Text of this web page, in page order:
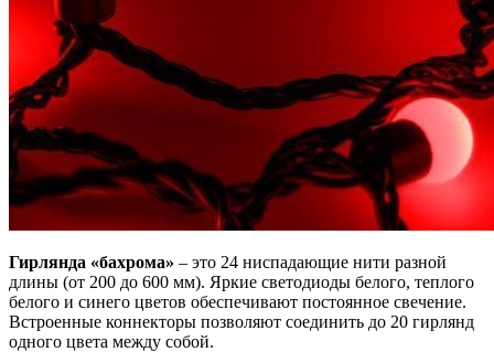
Гирлянда «бахрома» – это 24 ниспадающие нити разной
длины (от 200 до 600 мм). Яркие светодиоды белого, теплого
белого и синего цветов обеспечивают постоянное свечение.
Встроенные коннекторы позволяют соединить до 20 гирлянд
одного цвета между собой.